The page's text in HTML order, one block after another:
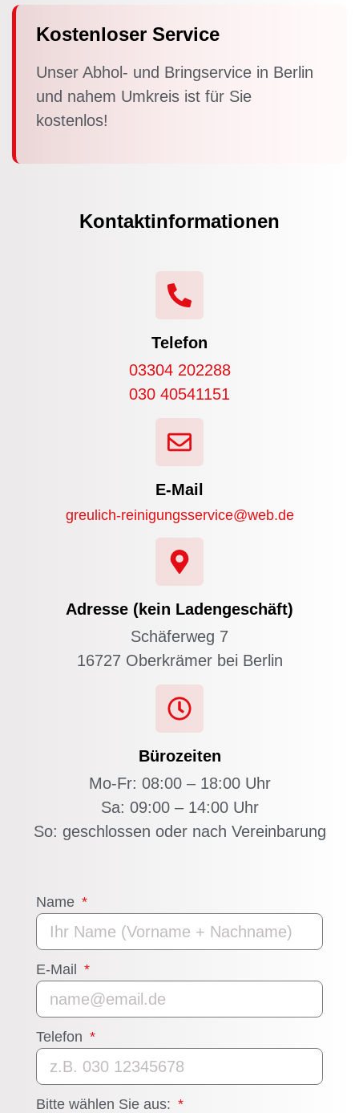
Kostenloser Service
Unser Abhol- und Bringservice in Berlin
und nahem Umkreis ist für Sie
kostenlos!
Kontaktinformationen
Telefon
03304 202288
030 40541151
E-Mail
greulich-reinigungsservice@web.de
Adresse (kein Ladengeschäft)
Schäferweg 7
16727 Oberkrämer bei Berlin
Bürozeiten
Mo-Fr: 08:00 – 18:00 Uhr
Sa: 09:00 – 14:00 Uhr
So: geschlossen oder nach Vereinbarung
Name
E-Mail
Telefon
Bitte wählen Sie aus: